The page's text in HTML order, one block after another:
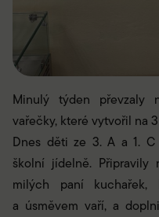
Minulý týden převzaly
vařečky, které vytvořil na
Dnes děti ze 3. A a 1.
školní jídelně. Připravily
milých paní
a úsměvem vaří, a